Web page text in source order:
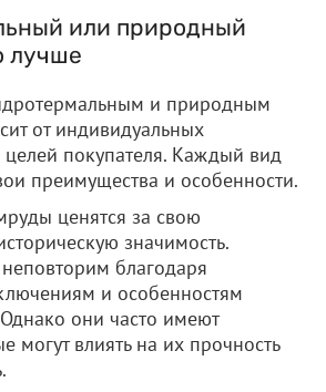
или природный
лучше
и природным
от индивидуальных
покупателя. Каждый вид
преимущества и особенности.
ценятся за свою
значимость.
благодаря
и особенностям
они часто имеют
могут влиять на их прочность